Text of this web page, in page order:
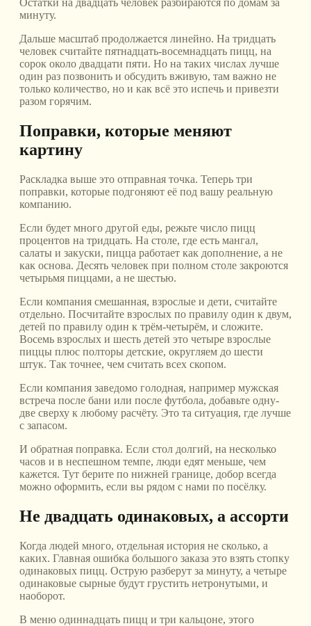
Остатки на двадцать человек разбираются по домам за
минуту.
Дальше масштаб продолжается линейно. На тридцать
человек считайте пятнадцать-восемнадцать пицц, на
сорок около двадцати пяти. Но на таких числах лучше
один раз позвонить и обсудить вживую, там важно не
только количество, но и как всё это испечь и привезти
разом горячим.
Поправки, которые меняют
картину
Раскладка выше это отправная точка. Теперь три
поправки, которые подгоняют её под вашу реальную
компанию.
Если будет много другой еды, режьте число пицц
процентов на тридцать. На столе, где есть мангал,
салаты и закуски, пицца работает как дополнение, а не
как основа. Десять человек при полном столе закроются
четырьмя пиццами, а не шестью.
Если компания смешанная, взрослые и дети, считайте
отдельно. Посчитайте взрослых по правилу один к двум,
детей по правилу один к трём-четырём, и сложите.
Восемь взрослых и шесть детей это четыре взрослые
пиццы плюс полторы детские, округляем до шести
штук. Так точнее, чем считать всех скопом.
Если компания заведомо голодная, например мужская
встреча после бани или после футбола, добавьте одну-
две сверху к любому расчёту. Это та ситуация, где лучше
с запасом.
И обратная поправка. Если стол долгий, на несколько
часов и в неспешном темпе, люди едят меньше, чем
кажется. Тут берите по нижней границе, добор всегда
можно оформить, если вы рядом с нами по посёлку.
Не двадцать одинаковых, а ассорти
Когда людей много, отдельная история не сколько, а
каких. Главная ошибка большого заказа это взять стопку
одинаковых пицц. Острую разберут за минуту, а четыре
одинаковые сырные будут грустить нетронутыми, и
наоборот.
В меню одиннадцать пицц и три кальцоне, этого